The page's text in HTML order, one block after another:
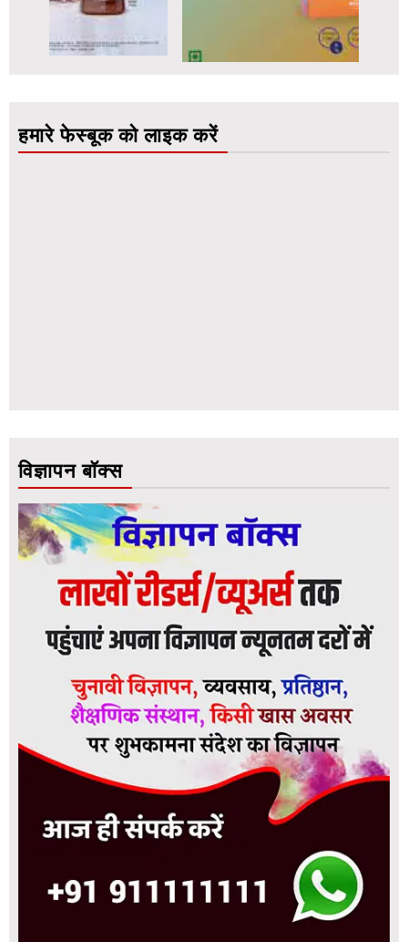
हमारे फेस्बूक को लाइक करें
विज्ञापन बॉक्स